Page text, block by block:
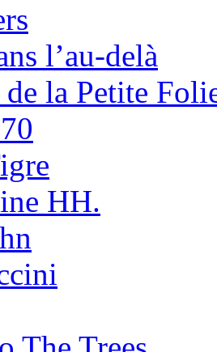
l’au-delà
de la Petite
HH.